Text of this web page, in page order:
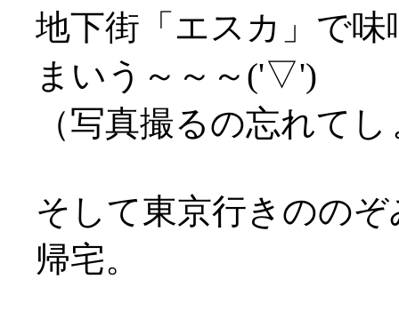
地下街「エスカ」で
まいう～～～('▽')
（写真撮るの忘れて
そして東京行きのの
帰宅。